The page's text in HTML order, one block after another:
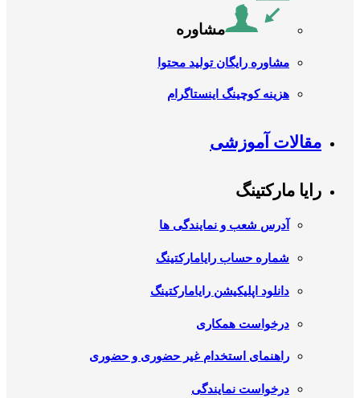
مشاوره
مشاوره رایگان تولید محتوا
هزینه کوچینگ اینستاگرام
مقالات آموزشی
رایا مارکتینگ
آدرس شعب و نمایندگی ها
شماره حساب رایامارکتینگ
دانلود اپلیکیشن رایامارکتینگ
درخواست همکاری
راهنمای استخدام غیر حضوری و حضوری
درخواست نمایندگی